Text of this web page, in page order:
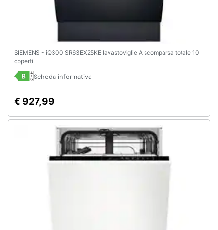
SIEMENS - iQ300 SR63EX25KE lavastoviglie A scomparsa totale 10
coperti
Scheda informativa
€ 927,99